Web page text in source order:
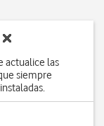
actualice las
siempre